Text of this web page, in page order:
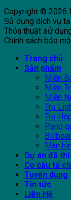
Copyright © 2026
Sử dụng dịch vụ
Thỏa thuật sử
Chính sách bảo
Trang chủ
Sản phẩm
Miền
Miền
Miền
Trụ
Trụ
Pano
Màn
Dự án đã
Cơ cấu tổ
Tuyển dụng
Tin tức
Liên Hệ